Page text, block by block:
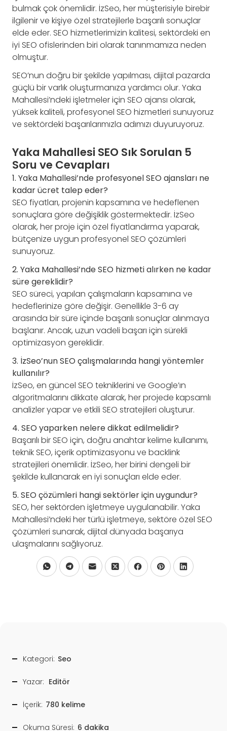
bulmak çok önemlidir. İzSeo, her müşterisiyle birebir
ilgilenir ve kişiye özel stratejilerle başarılı sonuçlar
elde eder. SEO hizmetlerimizin kalitesi, sektördeki en
iyi SEO ofislerinden biri olarak tanınmamıza neden
olmuştur.
SEO’nun doğru bir şekilde yapılması, dijital pazarda
güçlü bir varlık oluşturmanıza yardımcı olur. Yaka
Mahallesi’ndeki işletmeler için SEO ajansı olarak,
yüksek kaliteli, profesyonel SEO hizmetleri sunuyoruz
ve sektördeki başarılarımızla adımızı duyuruyoruz.
Yaka Mahallesi SEO Sık Sorulan 5
Soru ve Cevapları
1. Yaka Mahallesi’nde profesyonel SEO ajansları ne
kadar ücret talep eder?
SEO fiyatları, projenin kapsamına ve hedeflenen
sonuçlara göre değişiklik göstermektedir. İzSeo
olarak, her proje için özel fiyatlandırma yaparak,
bütçenize uygun profesyonel SEO çözümleri
sunuyoruz.
2. Yaka Mahallesi’nde SEO hizmeti alırken ne kadar
süre gereklidir?
SEO süreci, yapılan çalışmaların kapsamına ve
hedeflerinize göre değişir. Genellikle 3-6 ay
arasında bir süre içinde başarılı sonuçlar alınmaya
başlanır. Ancak, uzun vadeli başarı için sürekli
optimizasyon gereklidir.
3. İzSeo’nun SEO çalışmalarında hangi yöntemler
kullanılır?
İzSeo, en güncel SEO tekniklerini ve Google’ın
algoritmalarını dikkate alarak, her projede kapsamlı
analizler yapar ve etkili SEO stratejileri oluşturur.
4. SEO yaparken nelere dikkat edilmelidir?
Başarılı bir SEO için, doğru anahtar kelime kullanımı,
teknik SEO, içerik optimizasyonu ve backlink
stratejileri önemlidir. İzSeo, her birini dengeli bir
şekilde kullanarak en iyi sonuçları elde eder.
5. SEO çözümleri hangi sektörler için uygundur?
SEO, her sektörden işletmeye uygulanabilir. Yaka
Mahallesi’ndeki her türlü işletmeye, sektöre özel SEO
çözümleri sunarak, dijital dünyada başarıya
ulaşmalarını sağlıyoruz.
Kategori: Seo
Yazar: Editör
İçerik: 780 kelime
Okuma Süresi: 6 dakika